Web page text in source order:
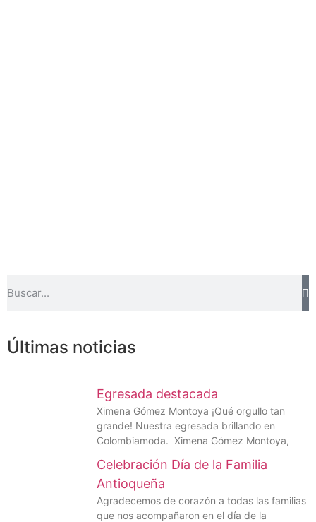
Últimas noticias
Egresada destacada
Ximena Gómez Montoya ¡Qué orgullo tan
grande! Nuestra egresada brillando en
Colombiamoda. Ximena Gómez Montoya,
Celebración Día de la Familia
Antioqueña
Agradecemos de corazón a todas las familias
que nos acompañaron en el día de la